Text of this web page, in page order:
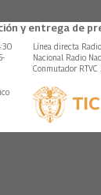
y entrega de
Línea directa
Nacional Radio
Conmutador